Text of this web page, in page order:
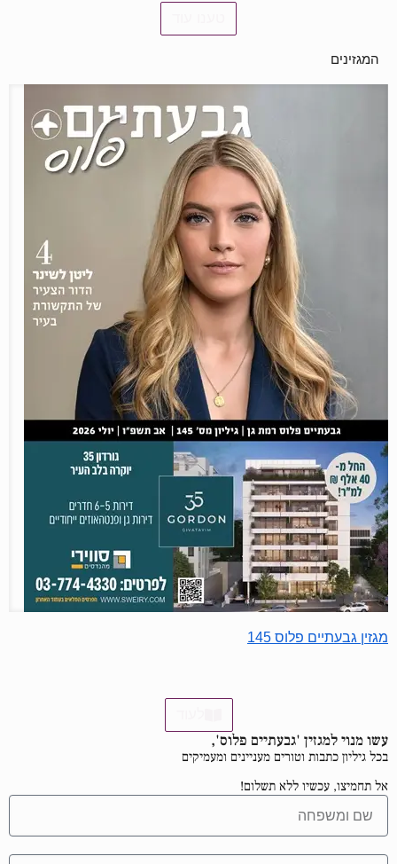
המגזינים
מגזין גבעתיים פלוס 145
עשו מנוי למגזין 'גבעתיים פלוס',
בכל גיליון כתבות וטורים מעניינים ומעמיקים
אל תחמיצו, עכשיו ללא תשלום!